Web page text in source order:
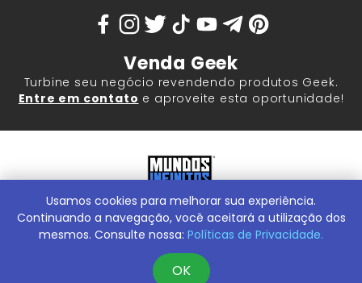
Venda Geek
Turbine seu negócio revendendo produtos Geek.
Entre em contato e aproveite esta oportunidade!
Mundos Infinitos - Publicações e Geek Store |ContentStuff
Publicações e Assinaturas Ltda. CNPJ - 05.859.917/0001-60.
Conheça nossa Loja Física:Rua Machado Bitencourt, 291 -
Usamos cookies para melhorar sua experiência.
Continuando a navegação, você aceitará a utilização dos
mesmos. Consulte nossa: Políticas de Privacidade.
OK